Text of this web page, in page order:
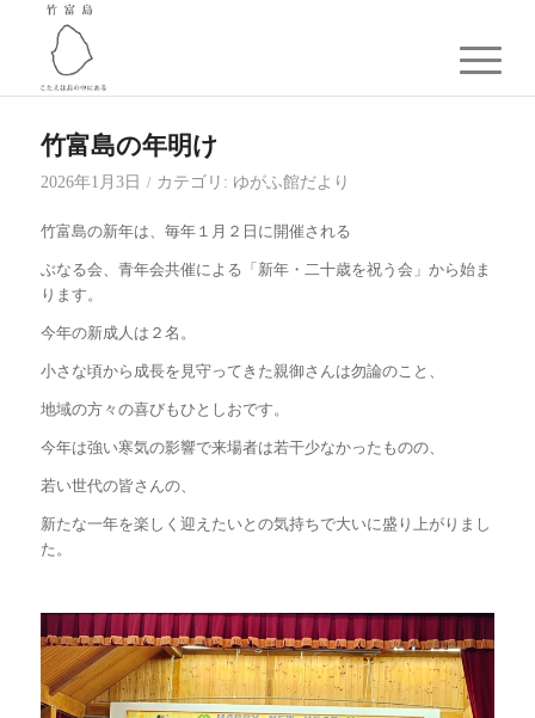
竹富島の年明け
2026年1月3日 / カテゴリ: ゆがふ館だより
竹富島の新年は、毎年１月２日に開催される
ぶなる会、青年会共催による「新年・二十歳を祝う会」から始ま
ります。
今年の新成人は２名。
小さな頃から成長を見守ってきた親御さんは勿論のこと、
地域の方々の喜びもひとしおです。
今年は強い寒気の影響で来場者は若干少なかったものの、
若い世代の皆さんの、
新たな一年を楽しく迎えたいとの気持ちで大いに盛り上がりまし
た。